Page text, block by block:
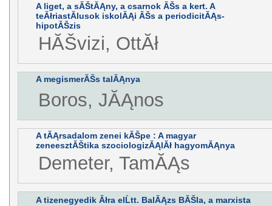
A liget, a sĂŠtĂĄny, a csarnok ĂŠs a kert. A
teĂłriastĂ­lusok iskolĂĄi ĂŠs a periodicitĂĄs-
hipotĂŠzis
HĂŠvizi, OttĂł
A megismerĂŠs talĂĄnya
Boros, JĂĄnos
A tĂĄrsadalom zenei kĂŠpe : A magyar
zeneesztĂŠtika szociologizĂĄlĂł hagyomĂĄnya
Demeter, TamĂĄs
A tizenegyedik Ăłra elĹtt. BalĂĄzs BĂŠla, a marxista